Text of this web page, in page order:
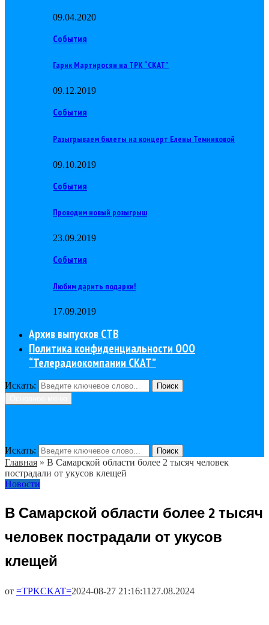
09.04.2020
События
Гарик Мартиросян на ТРК “СКАТ”
09.12.2019
События
Разыгрываем билеты на концерт Елены Темниковой
09.10.2019
События
Проводим новый розыгрыш
23.09.2019
События
Любим дарить подарки!
17.09.2019
Архив выпусков СТВ
Политика конфиденциальности ООО
“Телерадиокомпании СКАТ”
Искать:
Поиск
Искать: Поиск
Главная » В Самарской области более 2 тысяч человек
пострадали от укусов клещей
Новости
В Самарской области более 2 тысяч
человек пострадали от укусов
клещей
от =TPKCKAT=2024-08-27 21:16:11 27.08.2024